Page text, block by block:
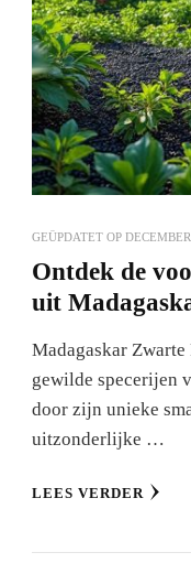
GEÜPDATET OP
Ontdek de
uit
Madagaskar Zwarte
gewilde specerijen
door zijn unieke
uitzonderlijke …
LEES VERDER